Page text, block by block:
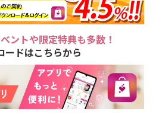
ントや限定特典も多数！
ドはこちらから